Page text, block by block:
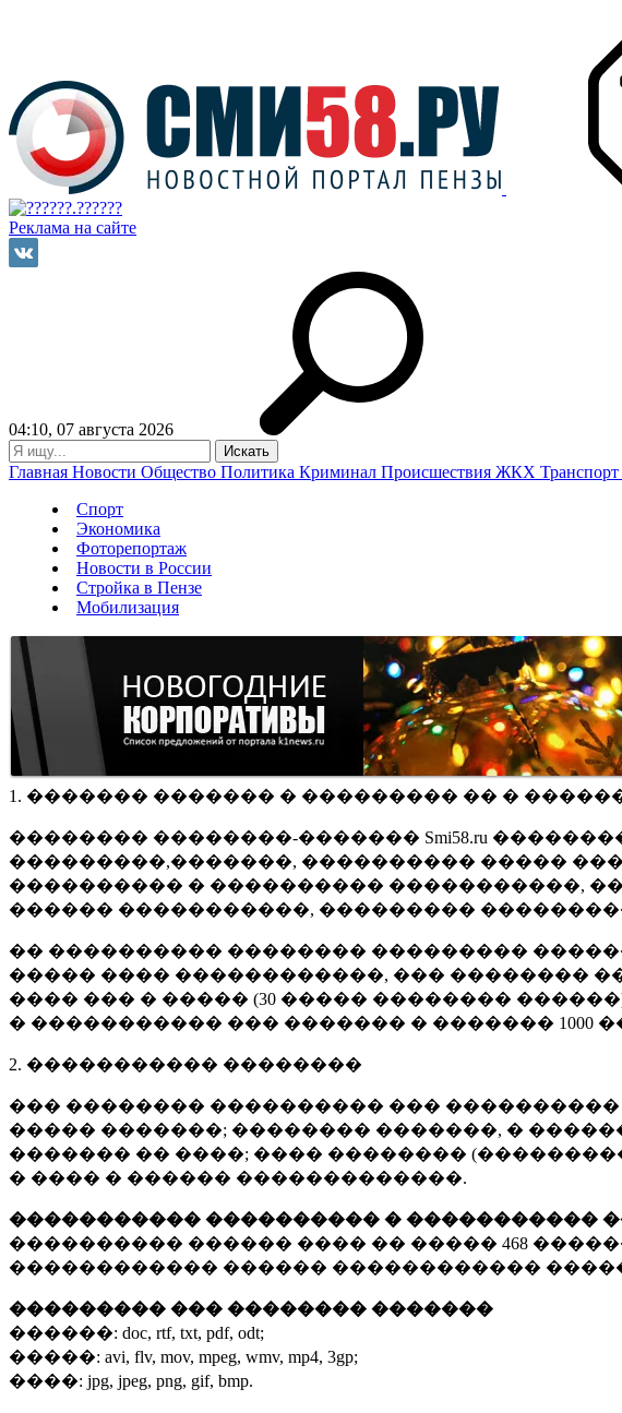
Реклама на сайте
04:10, 07 августа 2026
Главная Новости Общество Политика Криминал Происшествия ЖКХ Транспорт
Спорт
Экономика
Фоторепортаж
Новости в России
Стройка в Пензе
Мобилизация
1. ������� ������� � ��������� �� �
�������� ��������-������� Smi58.ru
���������,�������, ���������� �����
���������� � ���������� �����������,
������ �����������, ���������
�� ���������� �������� ���������
����� ���� ������������, ��� ��������
���� ��� � ����� (30 ����� ��������
� ����������� ��� ������� � ������� 1000
2. ����������� ��������
��� �������� ���������� ���
����� �������; �������� �������, �
������� �� ����; ���� ��������
� ���� � ������ �������������.
����������� ���������� � �����������
���������� ������ ���� �� ����� 468
������������ ������ ������������
��������� ��� �������� �������
������: doc, rtf, txt, pdf, odt;
�����: avi, flv, mov, mpeg, wmv, mp4, 3gp;
����: jpg, jpeg, png, gif, bmp.